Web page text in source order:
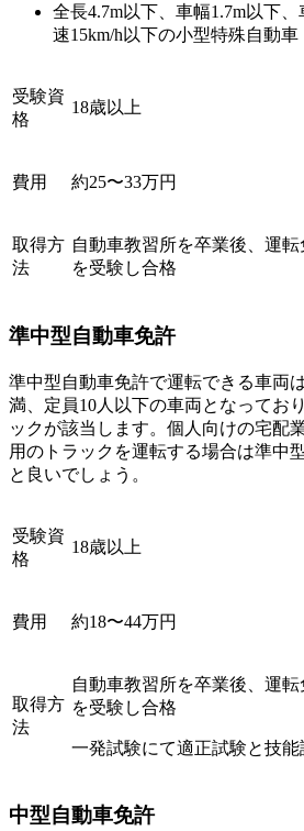
全長4.7m以下、車幅1.7m以下
速15km/h以下の小型特殊自動車
受験資
格
18歳以上
費用 約25〜33万円
取得方
法
自動車教習所を卒業後、運
を受験し合格
準中型自動車免許
準中型自動車免許で運転できる車両
満、定員10人以下の車両となってお
ックが該当します。個人向けの宅配
用のトラックを運転する場合は準中
と良いでしょう。
受験資
格
18歳以上
費用 約18〜44万円
取得方
法
自動車教習所を卒業後、運
を受験し合格
一発試験にて適正試験と技能
中型自動車免許